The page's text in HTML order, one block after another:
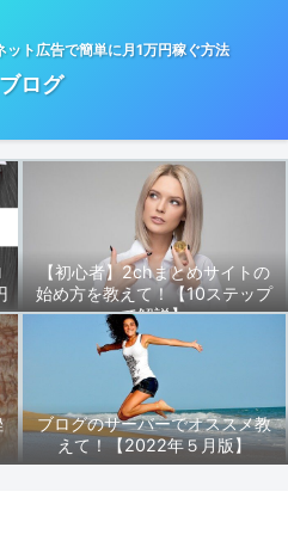
ト広告で簡単に月1万円稼ぐ方法
ログ
【初心者】2chまとめサイトの
始め方を教えて！【10ステップ
で解説】
ブログのサーバーでオススメ教
えて！【2022年５月版】